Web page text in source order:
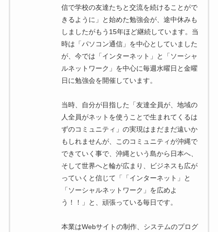
信で学校の友達たちと交流を続けることがで
きるように」と始めた勉強会が、途中休みも
しましたがもう15年ほど継続しています。当
時は「パソコン通信」を中心としていました
が、今では「インターネット」と「ソーシャ
ルネットワーク」を中心に毎週水曜日と金曜
日に勉強会を開催しています。
当時、自分が目指した「友達全員が、地域の
人全員がネットを使うことで生まれてくるは
ずのコミュニティ」の実現はまだまだ遠いか
もしれませんが、このコミュニティが沖縄で
できていく事で、沖縄という島から日本へ、
そして世界へと輪が広まり、ビジネスも広が
っていくと信じて「「インターネット」と
「ソーシャルネットワーク」を広めよ
う！！」と、頑張っている毎日です。
本業はWebサイトの制作、システムのプログ